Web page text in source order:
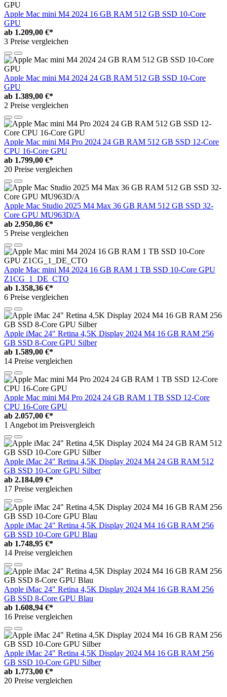
Apple Mac mini M4 2024 16 GB RAM 512 GB SSD 10-Core
GPU
ab 1.209,00 €*
3 Preise vergleichen
Apple Mac mini M4 2024 24 GB RAM 512 GB SSD 10-Core
GPU
ab 1.389,00 €*
2 Preise vergleichen
Apple Mac mini M4 Pro 2024 24 GB RAM 512 GB SSD 12-Core
CPU 16-Core GPU
ab 1.799,00 €*
20 Preise vergleichen
Apple Mac Studio 2025 M4 Max 36 GB RAM 512 GB SSD 32-
Core GPU MU963D/A
ab 2.950,86 €*
5 Preise vergleichen
Apple Mac mini M4 2024 16 GB RAM 1 TB SSD 10-Core GPU
Z1CG_1_DE_CTO
ab 1.358,36 €*
6 Preise vergleichen
Apple iMac 24" Retina 4,5K Display 2024 M4 16 GB RAM 256
GB SSD 8-Core GPU Silber
ab 1.589,00 €*
14 Preise vergleichen
Apple Mac mini M4 Pro 2024 24 GB RAM 1 TB SSD 12-Core
CPU 16-Core GPU
ab 2.057,00 €*
1 Angebot im Preisvergleich
Apple iMac 24" Retina 4,5K Display 2024 M4 24 GB RAM 512
GB SSD 10-Core GPU Silber
ab 2.184,09 €*
17 Preise vergleichen
Apple iMac 24" Retina 4,5K Display 2024 M4 16 GB RAM 256
GB SSD 10-Core GPU Blau
ab 1.748,95 €*
14 Preise vergleichen
Apple iMac 24" Retina 4,5K Display 2024 M4 16 GB RAM 256
GB SSD 8-Core GPU Blau
ab 1.608,94 €*
16 Preise vergleichen
Apple iMac 24" Retina 4,5K Display 2024 M4 16 GB RAM 256
GB SSD 10-Core GPU Silber
ab 1.773,00 €*
20 Preise vergleichen